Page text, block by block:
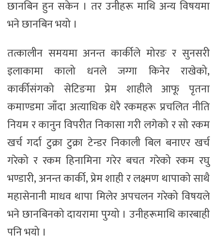
छानबिन हुन सकेन । तर उनीहरू माथि अन्य विषयमा
भने छानबिन भयो ।
तत्कालीन समयमा अनन्त कार्कीले मोरङ र सुनसरी
इलाकामा कालो धनले जग्गा किनेर राखेको,
कार्कीसंगको सेटिङमा प्रेम शाहीले आफू पृतना
कमाण्डमा जाँदा अत्याधिक धेरै रकमहरू प्रचलित नीति
नियम र कानुन विपरीत निकासा गरी लगेको र सो रकम
खर्च गर्दा टुक्रा टुक्रा टेन्डर निकाली बिल बनाएर खर्च
गरेको र रकम हिनामिना गरेर बचत गरेको रकम रघु
भण्डारी, अनन्त कार्की, प्रेम शाही र लक्ष्मण थापाको साथै
महासेनानी माधव थापा मिलेर अपचलन गरेको विषयले
भने छानबिनको दायरामा पुग्यो । उनीहरूमाथि कारबाही
पनि भयो ।